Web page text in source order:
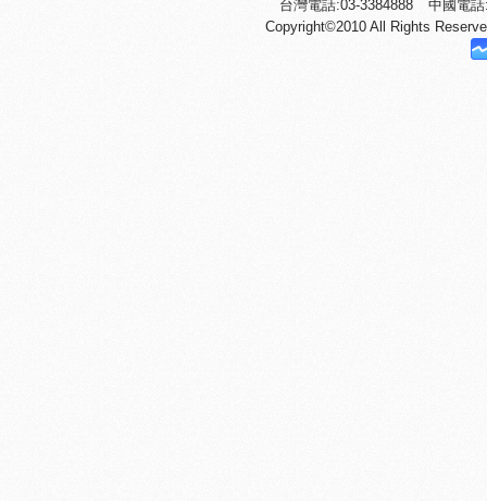
台灣電話:03-3384888
中國電
Copyright©2010 All Rights